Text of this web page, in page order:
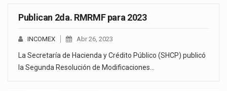
Publican 2da. RMRMF para 2023
INCOMEX Abr 26, 2023
La Secretaría de Hacienda y Crédito Público (SHCP) publicó
la Segunda Resolución de Modificaciones…